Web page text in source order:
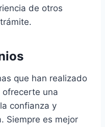
de otros
que han realizado
una
confianza y
Siempre es mejor